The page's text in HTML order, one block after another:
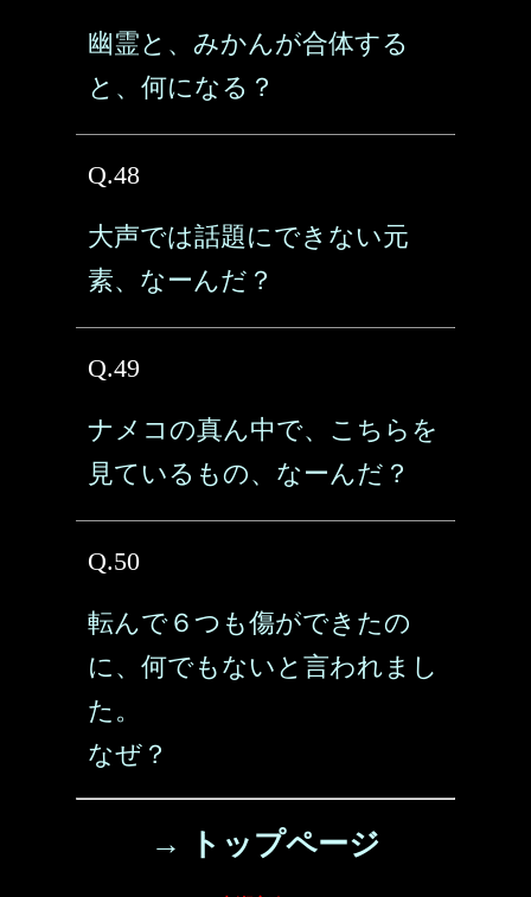
幽霊と、みかんが合体する
と、何になる？
Q.48
大声では話題にできない元
素、なーんだ？
Q.49
ナメコの真ん中で、こちらを
見ているもの、なーんだ？
Q.50
転んで６つも傷ができたの
に、何でもないと言われまし
た。
なぜ？
→ トップページ